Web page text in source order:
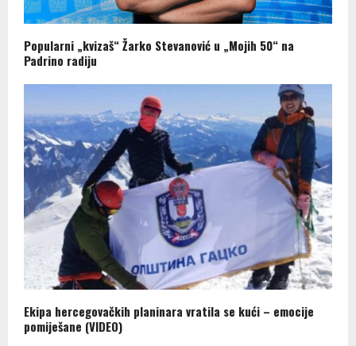
Popularni „kvizaš“ Žarko Stevanović u „Mojih 50“ na
Padrino radiju
Ekipa hercegovačkih planinara vratila se kući – emocije
pomiješane (VIDEO)